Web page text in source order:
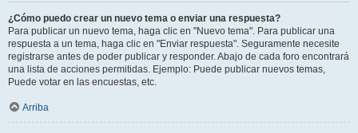
¿Cómo puedo crear un nuevo tema o enviar una respuesta?
Para publicar un nuevo tema, haga clic en "Nuevo tema". Para publicar una
respuesta a un tema, haga clic en "Enviar respuesta". Seguramente necesite
registrarse antes de poder publicar y responder. Abajo de cada foro encontrará
una lista de acciones permitidas. Ejemplo: Puede publicar nuevos temas,
Puede votar en las encuestas, etc.
Arriba